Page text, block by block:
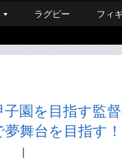
ラグビー フィ
子園を目指す監
夢舞台を目指す